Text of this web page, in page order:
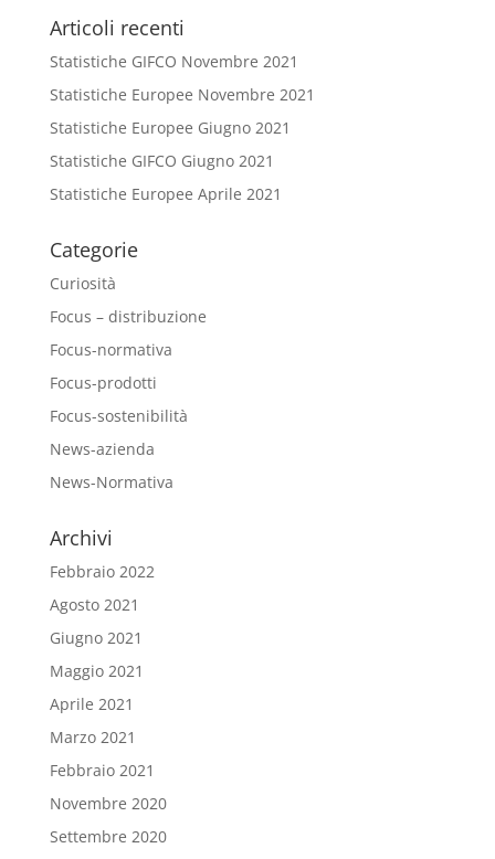
Articoli recenti
Statistiche GIFCO Novembre 2021
Statistiche Europee Novembre 2021
Statistiche Europee Giugno 2021
Statistiche GIFCO Giugno 2021
Statistiche Europee Aprile 2021
Categorie
Curiosità
Focus – distribuzione
Focus-normativa
Focus-prodotti
Focus-sostenibilità
News-azienda
News-Normativa
Archivi
Febbraio 2022
Agosto 2021
Giugno 2021
Maggio 2021
Aprile 2021
Marzo 2021
Febbraio 2021
Novembre 2020
Settembre 2020